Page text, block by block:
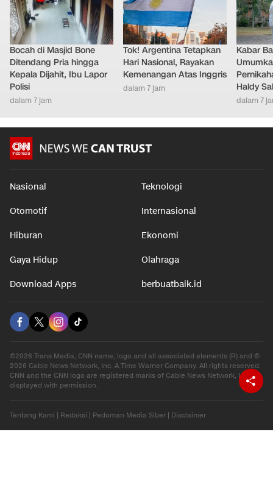
Bocah di Masjid Bone
Ditendang Pria hingga
Kepala Dijahit, Ibu Lapor
Polisi
dalam 7 jam
Tok! Argentina Tetapkan
Hari Nasional, Rayakan
Kemenangan Atas Inggris
dalam 7 jam
Kabar
Haldy
dalam 7
Nasional Teknologi
Otomotif Internasional
Hiburan Ekonomi
Gaya Hidup Olahraga
Download Apps berbuatbaik.id
©2026 Trans Media, CNN name, logo and all associated elements (R) and ©
2026 Cable News Network, Inc. A Time Warner Company. All rights reserved.
CNN and the CNN logo are registered marks of Cable News Network, Inc.,
displayed with permission.
Tentang Kami Redaksi Pedoman Media Siber Disclaimer